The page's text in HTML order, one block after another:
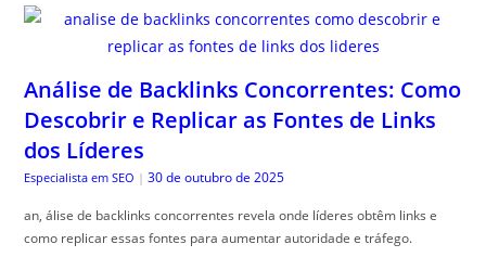
Análise de Backlinks Concorrentes: Como
Descobrir e Replicar as Fontes de Links
dos Líderes
Especialista em SEO | 30 de outubro de 2025
an, álise de backlinks concorrentes revela onde líderes obtêm links e
como replicar essas fontes para aumentar autoridade e tráfego.